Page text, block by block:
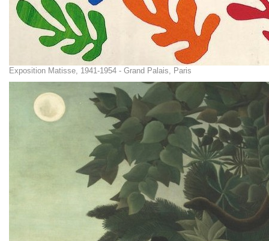
Exposition Matisse, 1941-1954 - Grand Palais, Paris